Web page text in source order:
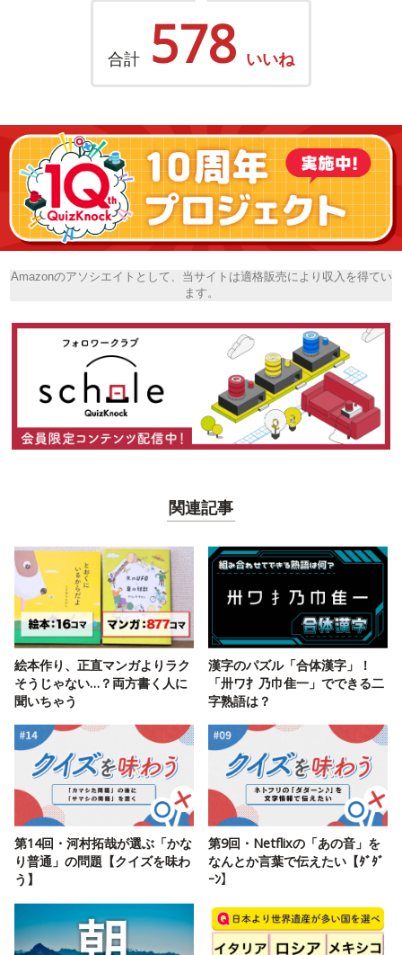
合計 578 いいね
Amazonのアソシエイトとして、当サイトは適格販売により収入を得てい
ます。
関連記事
絵本作り、正直マンガよりラク
そうじゃない…？両方書く人に
聞いちゃう
漢字のパズル「合体漢字」！
「卅ワ扌乃巾隹一」でできる二
字熟語は？
第14回・河村拓哉が選ぶ「かな
り普通」の問題【クイズを味わ
う】
第9回・Netflixの「あの音」を
なんとか言葉で伝えたい【ﾀﾞﾀﾞ
ｰﾝ】